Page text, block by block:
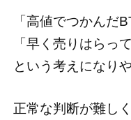
「高値でつかんだ
「早く売りはらっ
という考えになり
正常な判断が難し